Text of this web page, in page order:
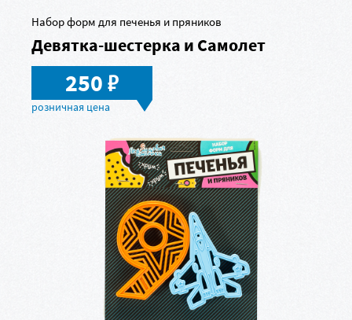
Набор форм для печенья и пряников
Девятка-шестерка и Самолет
250в